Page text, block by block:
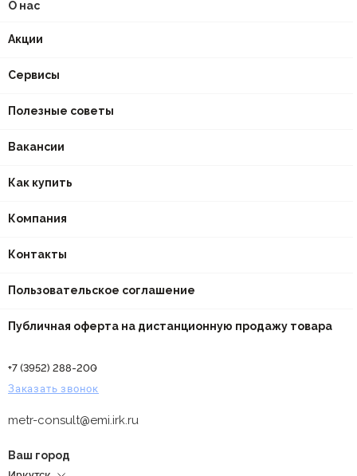
О нас
Акции
Сервисы
Полезные советы
Вакансии
Как купить
Компания
Контакты
Пользовательское соглашение
Публичная оферта на дистанционную продажу товара
+7 (3952) 288-200
Заказать звонок
metr-consult@emi.irk.ru
Ваш город